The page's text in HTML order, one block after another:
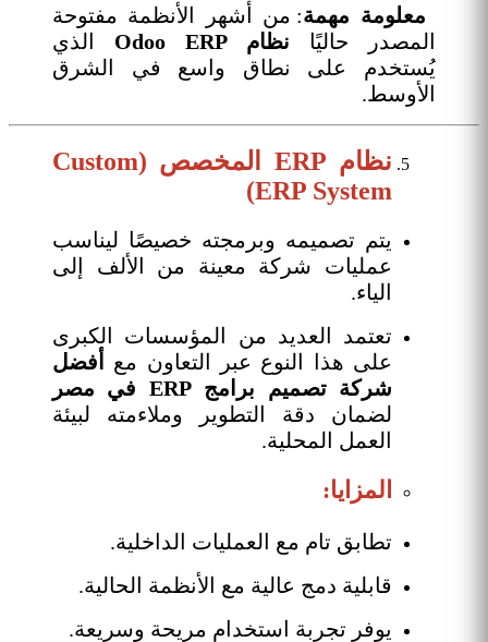
معلومة مهمة: من أشهر الأنظمة مفتوحة
المصدر حاليًا نظام Odoo ERP
الذي
يُستخدم على نطاق واسع في الشرق
الأوسط.
نظام ERP المخصص (Custom
ERP System)
يتم تصميمه وبرمجته خصيصًا ليناسب
عمليات شركة معينة من الألف إلى
الياء.
تعتمد العديد من المؤسسات الكبرى
على هذا النوع عبر التعاون مع
أفضل
شركة تصميم برامج ERP في مصر
لضمان دقة التطوير وملاءمته لبيئة
العمل المحلية.
المزايا:
تطابق تام مع العمليات الداخلية.
قابلية دمج عالية مع الأنظمة الحالية.
يوفر تجربة استخدام مريحة وسريعة.